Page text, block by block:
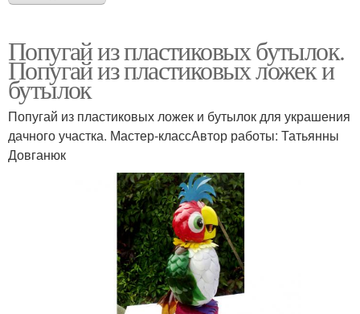
Попугай из пластиковых бутылок.
Попугай из пластиковых ложек и
бутылок
Попугай из пластиковых ложек и бутылок для украшения
дачного участка. Мастер-классАвтор работы: Татьянны
Довганюк